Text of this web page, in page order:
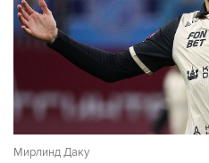
Мирлинд Даку